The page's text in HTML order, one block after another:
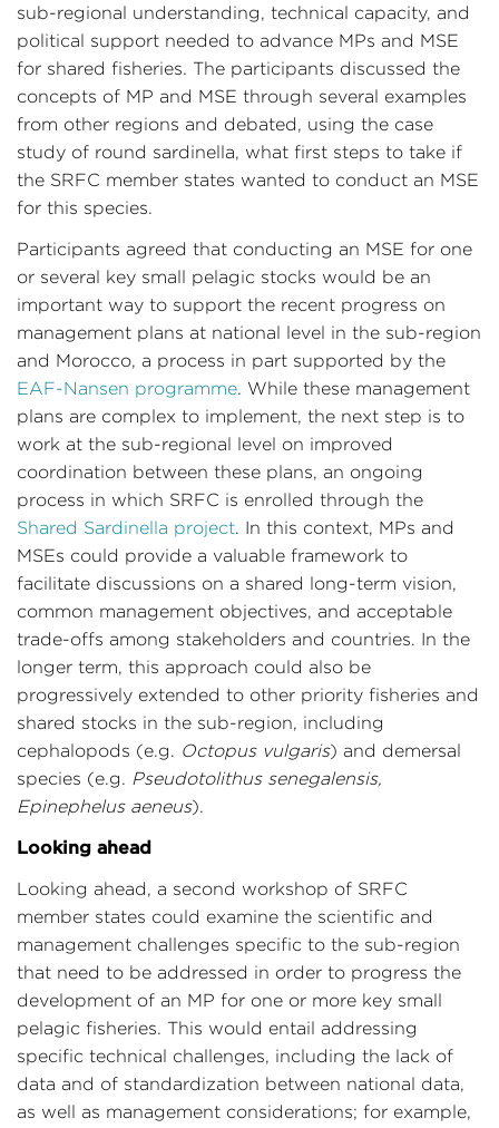
sub-regional understanding, technical capacity, and
political support needed to advance MPs and MSE
for shared fisheries. The participants discussed the
concepts of MP and MSE through several examples
from other regions and debated, using the case
study of round sardinella, what first steps to take if
the SRFC member states wanted to conduct an MSE
for this species.
Participants agreed that conducting an MSE for one
or several key small pelagic stocks would be an
important way to support the recent progress on
management plans at national level in the sub-region
and Morocco, a process in part supported by the
EAF-Nansen programme. While these management
plans are complex to implement, the next step is to
work at the sub-regional level on improved
coordination between these plans, an ongoing
process in which SRFC is enrolled through the
Shared Sardinella project. In this context, MPs and
MSEs could provide a valuable framework to
facilitate discussions on a shared long-term vision,
common management objectives, and acceptable
trade-offs among stakeholders and countries. In the
longer term, this approach could also be
progressively extended to other priority fisheries and
shared stocks in the sub-region, including
cephalopods (e.g. Octopus vulgaris) and demersal
species (e.g. Pseudotolithus senegalensis,
Epinephelus aeneus).
Looking ahead
Looking ahead, a second workshop of SRFC
member states could examine the scientific and
management challenges specific to the sub-region
that need to be addressed in order to progress the
development of an MP for one or more key small
pelagic fisheries. This would entail addressing
specific technical challenges, including the lack of
data and of standardization between national data,
as well as management considerations; for example,